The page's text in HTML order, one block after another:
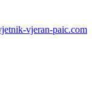
vjeran-paic.com